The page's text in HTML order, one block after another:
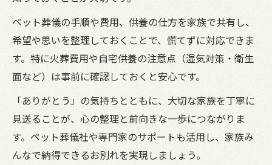
ペット葬儀の手順や費用、供養の仕方を家族で共有し、
希望や思いを整理しておくことで、慌てずに対応できま
す。特に火葬費用や自宅供養の注意点（湿気対策・衛生
面など）は事前に確認しておくと安心です。
「ありがとう」の気持ちとともに、大切な家族を丁寧に
見送ることが、心の整理と前向きな一歩につながりま
す。ペット葬儀社や専門家のサポートも活用し、家族み
んなで納得できるお別れを実現しましょう。